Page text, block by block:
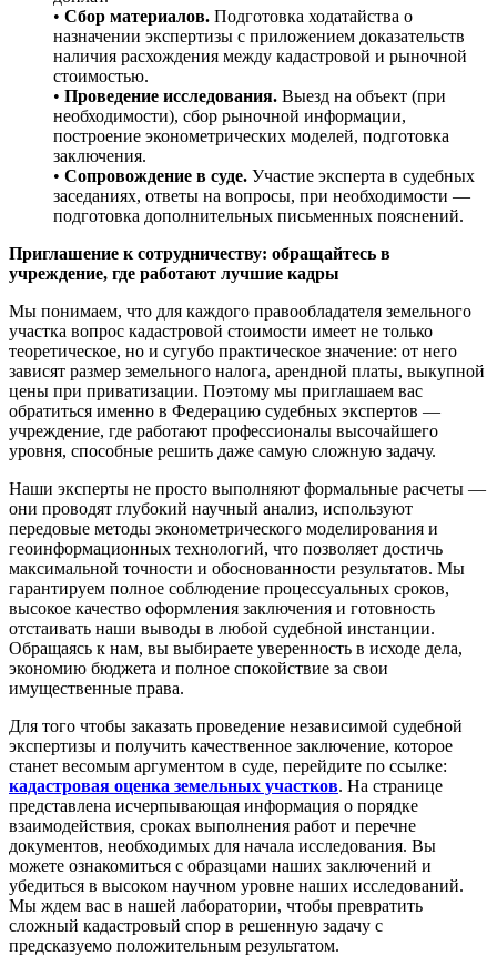
• Сбор материалов. Подготовка ходатайства о
назначении экспертизы с приложением доказательств
наличия расхождения между кадастровой и рыночной
стоимостью.
• Проведение исследования. Выезд на объект (при
необходимости), сбор рыночной информации,
построение эконометрических моделей, подготовка
заключения.
• Сопровождение в суде. Участие эксперта в судебных
заседаниях, ответы на вопросы, при необходимости —
подготовка дополнительных письменных пояснений.
Приглашение к сотрудничеству: обращайтесь в
учреждение, где работают лучшие кадры
Мы понимаем, что для каждого правообладателя земельного
участка вопрос кадастровой стоимости имеет не только
теоретическое, но и сугубо практическое значение: от него
зависят размер земельного налога, арендной платы, выкупной
цены при приватизации. Поэтому мы приглашаем вас
обратиться именно в Федерацию судебных экспертов —
учреждение, где работают профессионалы высочайшего
уровня, способные решить даже самую сложную задачу.
Наши эксперты не просто выполняют формальные расчеты —
они проводят глубокий научный анализ, используют
передовые методы эконометрического моделирования и
геоинформационных технологий, что позволяет достичь
максимальной точности и обоснованности результатов. Мы
гарантируем полное соблюдение процессуальных сроков,
высокое качество оформления заключения и готовность
отстаивать наши выводы в любой судебной инстанции.
Обращаясь к нам, вы выбираете уверенность в исходе дела,
экономию бюджета и полное спокойствие за свои
имущественные права.
Для того чтобы заказать проведение независимой судебной
экспертизы и получить качественное заключение, которое
станет весомым аргументом в суде, перейдите по ссылке:
кадастровая оценка земельных участков. На странице
представлена исчерпывающая информация о порядке
взаимодействия, сроках выполнения работ и перечне
документов, необходимых для начала исследования. Вы
можете ознакомиться с образцами наших заключений и
убедиться в высоком научном уровне наших исследований.
Мы ждем вас в нашей лаборатории, чтобы превратить
сложный кадастровый спор в решенную задачу с
предсказуемо положительным результатом.